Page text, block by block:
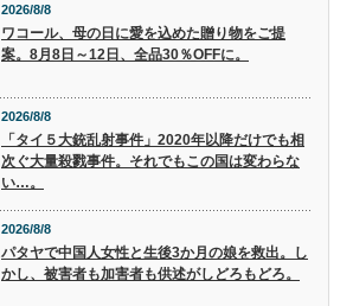
2026/8/8
ワコール、母の日に愛を込めた贈り物をご提
案。8月8日～12日、全品30％OFFに。
2026/8/8
「タイ５大銃乱射事件」2020年以降だけでも相
次ぐ大量殺戮事件。それでもこの国は変わらな
い…。
2026/8/8
パタヤで中国人女性と生後3か月の娘を救出。し
かし、被害者も加害者も供述がしどろもどろ。